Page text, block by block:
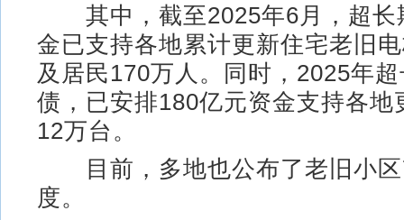
其中，截至2025年6月，超长
金已支持各地累计更新住宅老旧
及居民170万人。同时，2025年
债，已安排180亿元资金支持各地
12万台。
目前，多地也公布了老旧小区
度。